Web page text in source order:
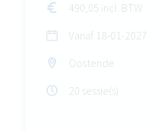
490,05 incl. BTW
Vanaf 18-01-2027
Oostende
20 sessie(s)